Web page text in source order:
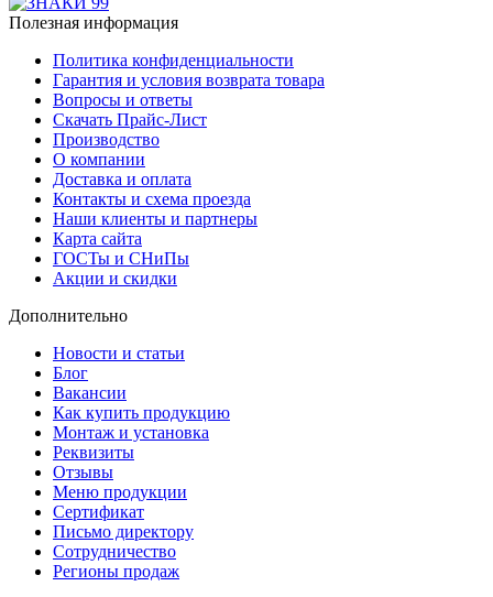
Полезная информация
Политика конфиденциальности
Гарантия и условия возврата товара
Вопросы и ответы
Скачать Прайс-Лист
Производство
О компании
Доставка и оплата
Контакты и схема проезда
Наши клиенты и партнеры
Карта сайта
ГОСТы и СНиПы
Акции и скидки
Дополнительно
Новости и статьи
Блог
Вакансии
Как купить продукцию
Монтаж и установка
Реквизиты
Отзывы
Меню продукции
Сертификат
Письмо директору
Сотрудничество
Регионы продаж